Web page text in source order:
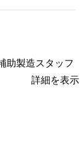
助製造スタッフ
詳細を表示